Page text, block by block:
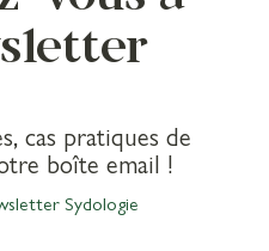
cas pratiques de
boîte email !
Sydologie